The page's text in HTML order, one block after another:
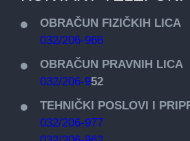
OBRAČUN FIZIČKIH LICA
032/206-966
OBRAČUN PRAVNIH LICA
032/206-952
TEHNIČKI POSLOVI I
032/206-977